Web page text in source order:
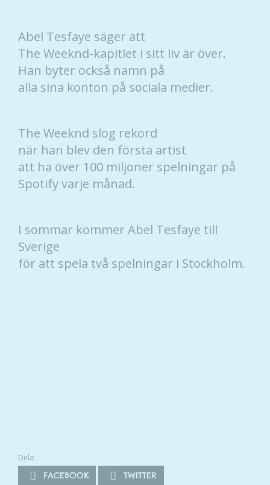
Abel Tesfaye säger att
The Weeknd-kapitlet i sitt liv är över.
Han byter också namn på
alla sina konton på sociala medier.
The Weeknd slog rekord
när han blev den första artist
att ha över 100 miljoner spelningar på
Spotify varje månad.
I sommar kommer Abel Tesfaye till
Sverige
för att spela två spelningar i Stockholm.
Dela:
FACEBOOK TWITTER